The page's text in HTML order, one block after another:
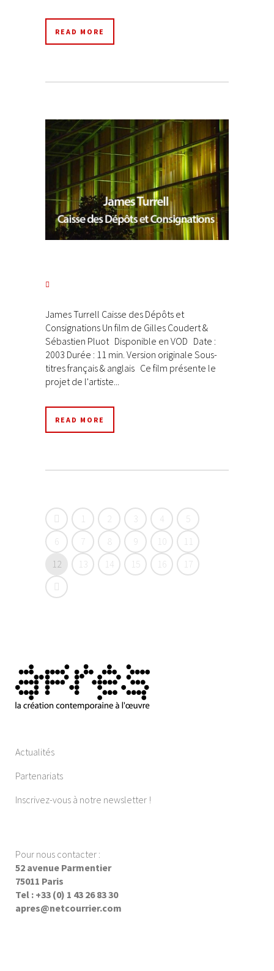
READ MORE
James Turrell Caisse des Dépôts et
Consignations Un film de Gilles Coudert &
Sébastien Pluot Disponible en VOD Date :
2003 Durée : 11 min. Version originale Sous-
titres français & anglais Ce film présente le
projet de l'artiste...
READ MORE
1 2 3 4
5
7 8 10
11
12
13 14 15 16 17
Actualités
Partenariats
Inscrivez-vous à notre newsletter !
Pour nous contacter :
52 avenue Parmentier
75011 Paris
Tel : +33 (0) 1 43 26 83 30
apres@netcourrier.com